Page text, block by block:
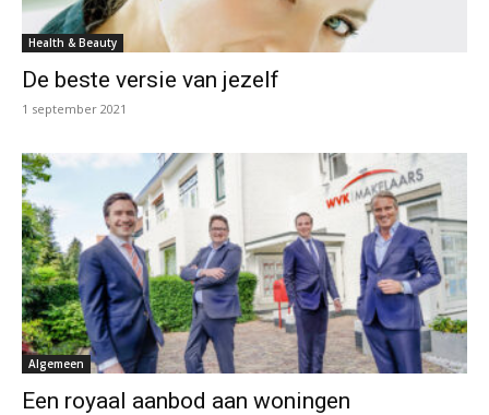
Health & Beauty
De beste versie van jezelf
1 september 2021
Algemeen
Een royaal aanbod aan woningen